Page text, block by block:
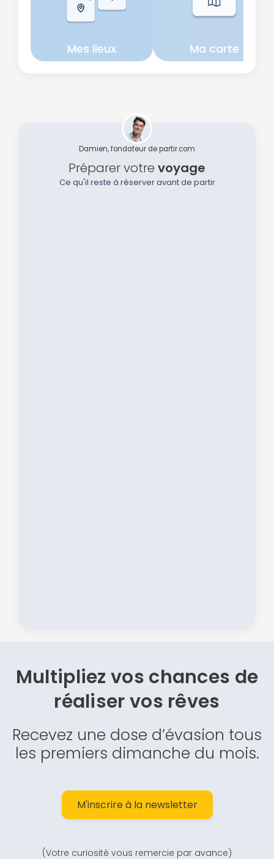
Mes lieux Ma carte
Damien, fondateur de partir.com
Préparer votre voyage
Ce qu'il reste à réserver avant de partir
Multipliez vos chances de
réaliser vos rêves
Recevez une dose d’évasion tous
les premiers dimanche du mois.
M'inscrire à la newsletter
(Votre curiosité vous remercie par avance)